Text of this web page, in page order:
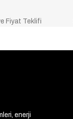
Fiyat Teklifi
enerji